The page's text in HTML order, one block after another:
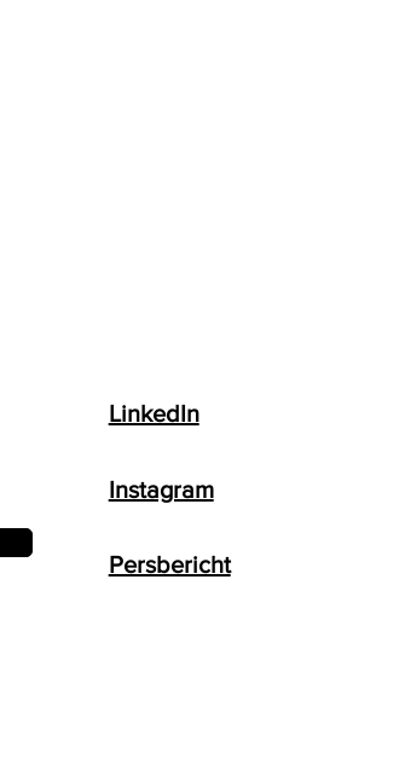
LinkedIn
Instagram
Persbericht